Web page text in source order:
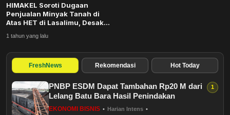
News
Budaya
Teknologi
Pendidikan
Bursa
HIMAKEL Soroti Dugaan
Penjualan Minyak Tanah di
Atas HET di Lasalimu, Desak
1 tahun yang lalu
FreshNews Rekomendasi Hot Today
PNBP ESDM Dapat Tambahan Rp20 M dari
Lelang Batu Bara Hasil Penindakan
EKONOMI BISNIS • Harian Intens •